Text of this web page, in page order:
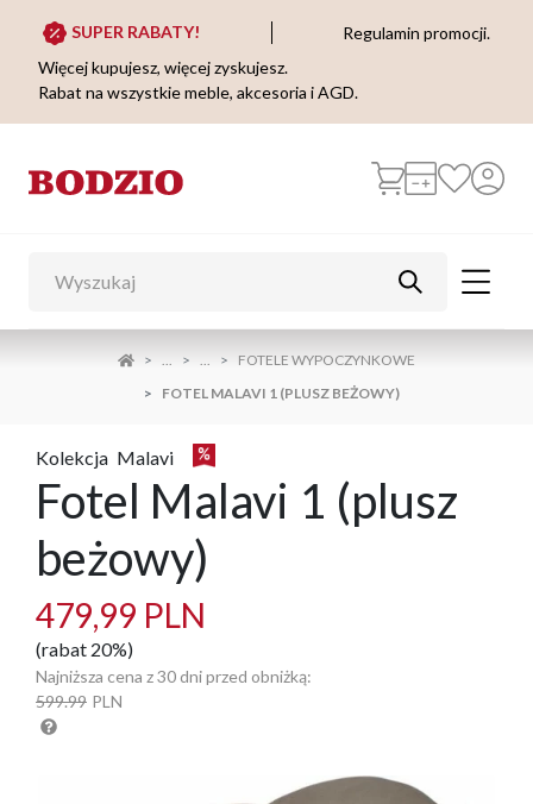
SUPER RABATY!
Regulamin promocji.
Więcej kupujesz, więcej zyskujesz.
Rabat na wszystkie meble, akcesoria i AGD.
... ...
FOTELE WYPOCZYNKOWE
FOTEL MALAVI 1 (PLUSZ BEŻOWY)
Kolekcja Malavi
Fotel Malavi 1 (plusz
beżowy)
479,99 PLN
(rabat 20%)
Najniższa cena z 30 dni przed obniżką:
599.99 PLN